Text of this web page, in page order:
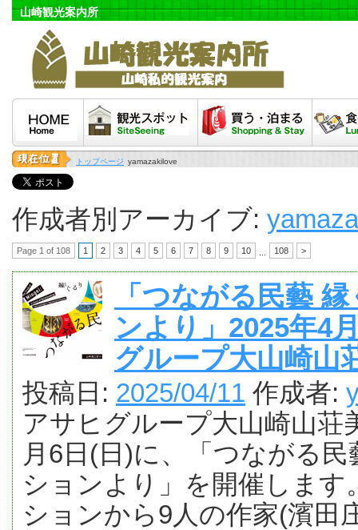
山崎観光案内所
観光スポット 泊まる・買う
トップページ yamazakilove
作成者別アーカイブ:
Page 1 of 108 1 2 3 4 5 6 7 8 9 10 108 >
「つながる民藝
ンより」2025年4
グループ大山崎山
投稿日: 2025/04/11 作成者:
アサヒグループ大山崎山荘
月6日(日)に、「つながる
ションより」を開催しま
ションから9人の作家(濱